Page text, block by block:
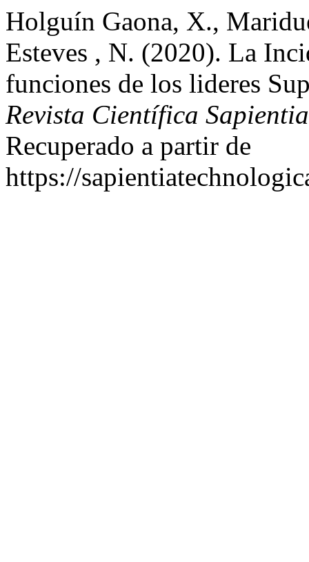
Holguín Gaona, X.,
Esteves , N. (2020). La
funciones de los lideres
Revista Científica
Recuperado a partir de
https://